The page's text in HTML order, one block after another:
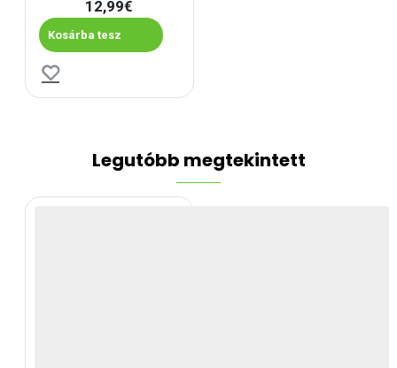
12,99€
Kosárba tesz
Legutóbb megtekintett